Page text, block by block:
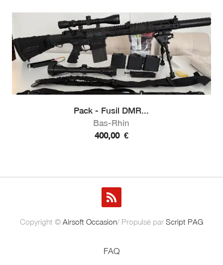
Pack - Fusil DMR...
Bas-Rhin
400,00 €
Copyright © Airsoft Occasion/ Propulsé par Script PAG
FAQ